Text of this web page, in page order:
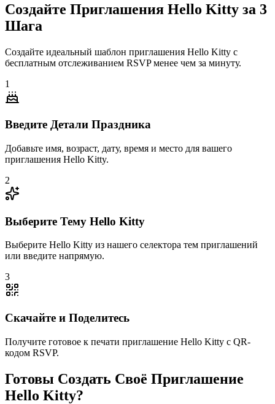
Создайте Приглашения Hello Kitty за 3
Шага
Создайте идеальный шаблон приглашения Hello Kitty с
бесплатным отслеживанием RSVP менее чем за минуту.
1
Введите Детали Праздника
Добавьте имя, возраст, дату, время и место для вашего
приглашения Hello Kitty.
2
Выберите Тему Hello Kitty
Выберите Hello Kitty из нашего селектора тем приглашений
или введите напрямую.
3
Скачайте и Поделитесь
Получите готовое к печати приглашение Hello Kitty с QR-
кодом RSVP.
Готовы Создать Своё Приглашение
Hello Kitty?